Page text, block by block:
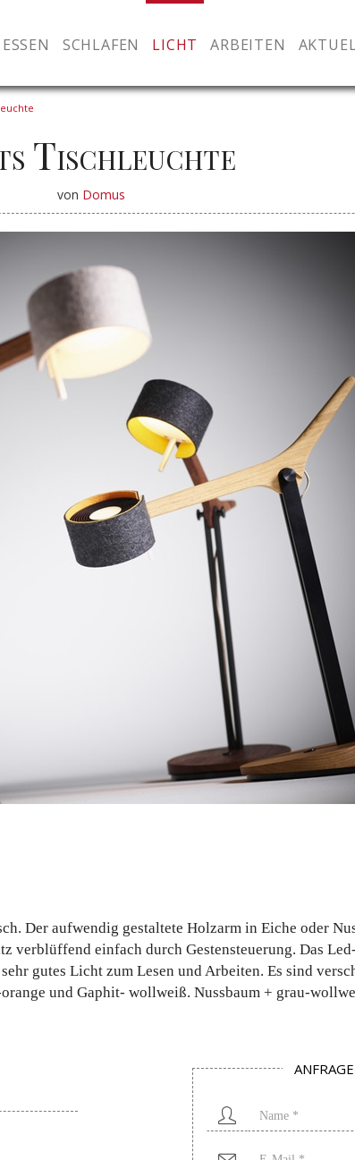
ESSEN SCHLAFEN LICHT ARBEITEN
Tischleuchte
von Domus
Der aufwendig gestaltete Holzarm in Eiche oder
einfach durch Gestensteuerung. Das
gutes Licht zum Lesen und Arbeiten. Es sind
und Gaphit- wollweiß. Nussbaum + grau-